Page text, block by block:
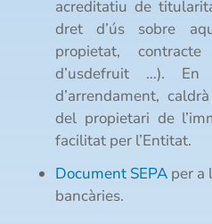
acreditatiu de
dret d’ús sobre
propietat,
d’usdefruit …). En
d’arrendament,
del propietari de
facilitat per l’Entitat.
Document SEPAper a
bancàries.